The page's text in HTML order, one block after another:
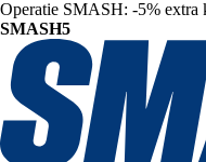
Operatie SMASH: -5% extra
SMASH5